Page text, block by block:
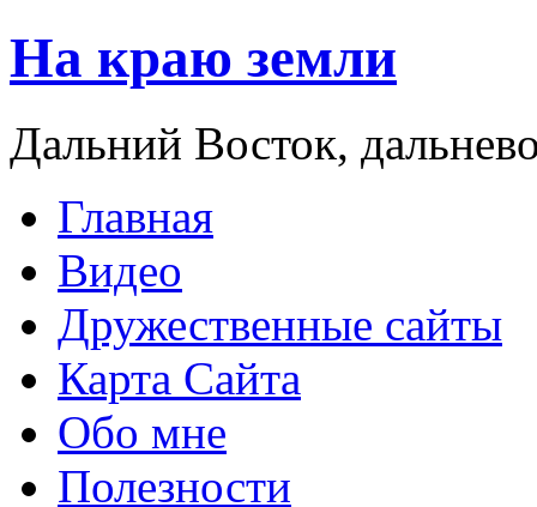
На краю земли
Дальний Восток,
Главная
Видео
Дружественные сайты
Карта Сайта
Обо мне
Полезности